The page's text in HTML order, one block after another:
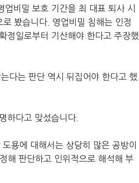
비밀 보호 기간을 최 대표 퇴사 시
봤습니다. 영업비밀 침해는 인정
정일로부터 기산해야 한다고 주장했
다는 판단 역시 뒤집어야 한다고 했
하다고 맞섰습니다.
용에 대해서는 상당히 많은 공방이
해 판단하고 인위적으로 해석해 부